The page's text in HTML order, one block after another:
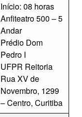
Início: 08 horas
Anfiteatro 500 – 5
Andar
Prédio Dom
Pedro I
UFPR Reitoria
Rua XV de
Novembro, 1299
– Centro, Curitiba